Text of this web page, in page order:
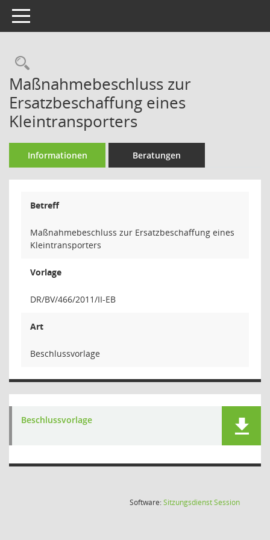
Toggle navigation
Rechercheauswahl
Maßnahmebeschluss zur
Ersatzbeschaffung eines
Kleintransporters
Informationen Beratungen
Betreff
Maßnahmebeschluss zur Ersatzbeschaffung eines
Kleintransporters
Vorlage
DR/BV/466/2011/II-EB
Art
Beschlussvorlage
Beschlussvorlage
Software:SitzungsdienstSession(Wird in